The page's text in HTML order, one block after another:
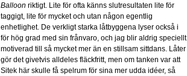
Balloon riktigt. Lite för ofta känns slutresultaten lite för
taggigt, lite för mycket och utan någon egentlig
enhetlighet. De verkligt starka låtbyggena lyser också i
för hög grad med sin frånvaro, och jag blir aldrig speciellt
motiverad till så mycket mer än en stillsam sittdans. Låter
gör det givetvis alldeles fläckfritt, men om tanken var att
Sitek här skulle få spelrum för sina mer udda idéer, så